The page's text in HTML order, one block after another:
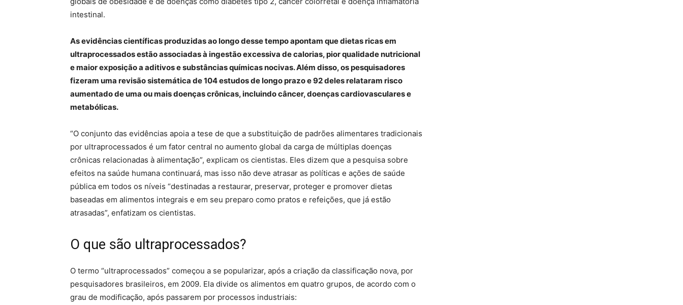
intestinal.
As evidências científicas produzidas ao longo desse tempo apontam que dietas ricas em
ultraprocessados estão associadas à ingestão excessiva de calorias, pior qualidade nutricional
e maior exposição a aditivos e substâncias químicas nocivas. Além disso, os pesquisadores
fizeram uma revisão sistemática de 104 estudos de longo prazo e 92 deles relataram risco
aumentado de uma ou mais doenças crônicas, incluindo câncer, doenças cardiovasculares e
metabólicas.
“O conjunto das evidências apoia a tese de que a substituição de padrões alimentares tradicionais
por ultraprocessados é um fator central no aumento global da carga de múltiplas doenças
crônicas relacionadas à alimentação”, explicam os cientistas. Eles dizem que a pesquisa sobre
efeitos na saúde humana continuará, mas isso não deve atrasar as políticas e ações de saúde
pública em todos os níveis “destinadas a restaurar, preservar, proteger e promover dietas
baseadas em alimentos integrais e em seu preparo como pratos e refeições, que já estão
atrasadas”, enfatizam os cientistas.
O que são ultraprocessados?
O termo “ultraprocessados” começou a se popularizar, após a criação da classificação nova, por
pesquisadores brasileiros, em 2009. Ela divide os alimentos em quatro grupos, de acordo com o
grau de modificação, após passarem por processos industriais: